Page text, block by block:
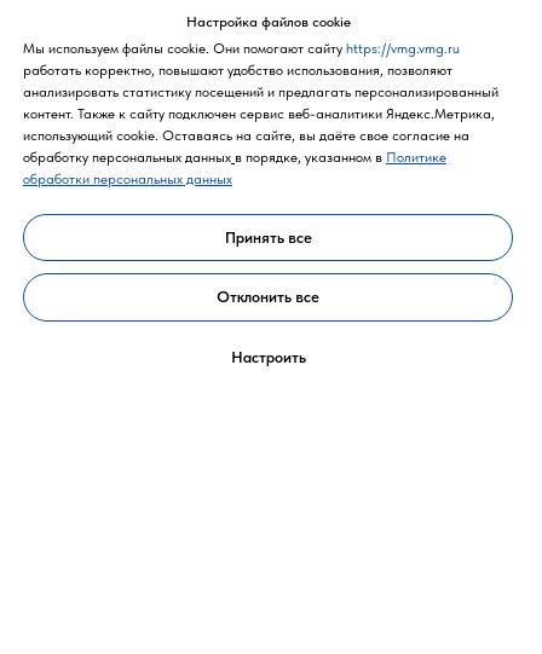
Толщина продукции, мм max 80
Политика конфиденциальности
Настройка файлов cookie
Мы используем файлы cookie. Они помогают сайту https://vmg.vmg.ru
работать корректно, повышают удобство использования, позволяют
анализировать статистику посещений и предлагать персонализированный
контент. Также к cайту подключен сервис веб-аналитики Яндекс.Метрика,
использующий cookie. Оставаясь на сайте, вы даёте свое согласие на
обработку персональных данных в порядке, указанном в Политике
обработки персональных данных
Принять все
Отклонить все
Настроить